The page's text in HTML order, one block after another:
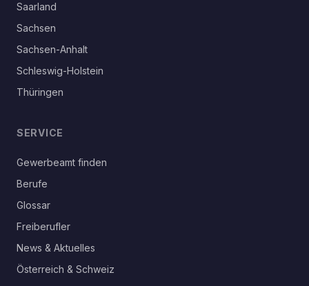
Saarland
Sachsen
Sachsen-Anhalt
Schleswig-Holstein
Thüringen
SERVICE
Gewerbeamt finden
Berufe
Glossar
Freiberufler
News & Aktuelles
Österreich & Schweiz